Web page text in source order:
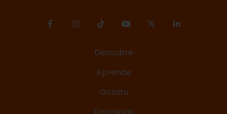
Descubre
Aprende
Gozatu